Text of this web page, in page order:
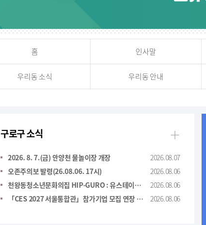
홈 인사말
우리동 소식 우리동 안내
구로구 소식
2026. 8. 7.(금) 안양천 물놀이장 개장
2026.08.07
오존주의보 발령(26.08.06. 17시)
2026.08.06
천왕동청소년문화의집 HIP-GURO : 유스테이지 ＇한 여름 밤의 COOL＇ 행사 취소 안내
2026.08.06
「CES 2027 서울통합관」참가기업 모집 연장 공고(＇26.8.28 14:00까지)
2026.08.06